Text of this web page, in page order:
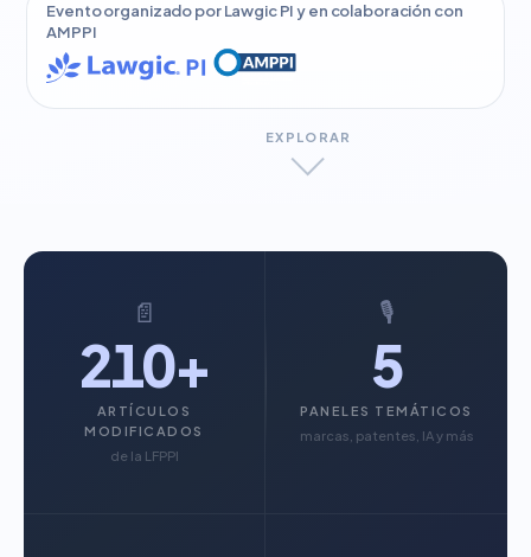
Evento organizado por Lawgic PI y en colaboración con
AMPPI
EXPLORAR
📄
210+
ARTÍCULOS
MODIFICADOS
de la LFPPI
🎙️
5
PANELES TEMÁTICOS
marcas, patentes, IA y más